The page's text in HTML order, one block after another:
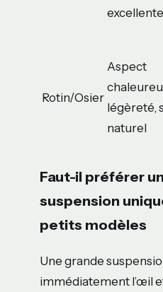
excellente
Rotin/Osier
Aspect
légèreté,
naturel
Faut-il préférer
suspension
petits modèles
Une grande
immédiatement l’œil